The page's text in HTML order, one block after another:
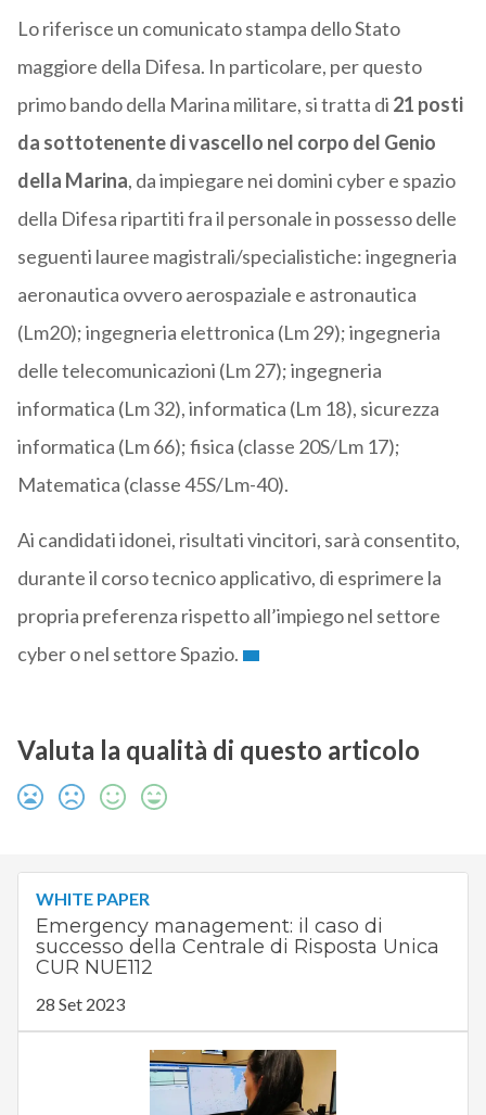
Lo riferisce un comunicato stampa dello Stato
maggiore della Difesa. In particolare, per questo
primo bando della Marina militare, si tratta di 21 posti
da sottotenente di vascello nel corpo del Genio
della Marina, da impiegare nei domini cyber e spazio
della Difesa ripartiti fra il personale in possesso delle
seguenti lauree magistrali/specialistiche: ingegneria
aeronautica ovvero aerospaziale e astronautica
(Lm20); ingegneria elettronica (Lm 29); ingegneria
delle telecomunicazioni (Lm 27); ingegneria
informatica (Lm 32), informatica (Lm 18), sicurezza
informatica (Lm 66); fisica (classe 20S/Lm 17);
Matematica (classe 45S/Lm-40).
Ai candidati idonei, risultati vincitori, sarà consentito,
durante il corso tecnico applicativo, di esprimere la
propria preferenza rispetto all’impiego nel settore
cyber o nel settore Spazio.
Valuta la qualità di questo articolo
WHITE PAPER
Emergency management: il caso di
successo della Centrale di Risposta Unica
CUR NUE112
28 Set 2023